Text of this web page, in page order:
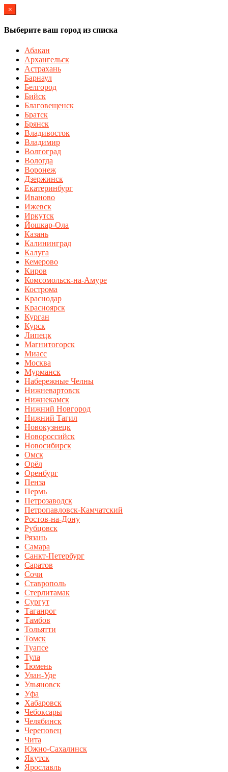
×
Выберите ваш город из списка
Абакан
Архангельск
Астрахань
Барнаул
Белгород
Бийск
Благовещенск
Братск
Брянск
Владивосток
Владимир
Волгоград
Вологда
Воронеж
Дзержинск
Екатеринбург
Иваново
Ижевск
Иркутск
Йошкар-Ола
Казань
Калининград
Калуга
Кемерово
Киров
Комсомольск-на-Амуре
Кострома
Краснодар
Красноярск
Курган
Курск
Липецк
Магнитогорск
Миасс
Москва
Мурманск
Набережные Челны
Нижневартовск
Нижнекамск
Нижний Новгород
Нижний Тагил
Новокузнецк
Новороссийск
Новосибирск
Омск
Орёл
Оренбург
Пенза
Пермь
Петрозаводск
Петропавловск-Камчатский
Ростов-на-Дону
Рубцовск
Рязань
Самара
Санкт-Петербург
Саратов
Сочи
Ставрополь
Стерлитамак
Сургут
Таганрог
Тамбов
Тольятти
Томск
Туапсе
Тула
Тюмень
Улан-Уде
Ульяновск
Уфа
Хабаровск
Чебоксары
Челябинск
Череповец
Чита
Южно-Сахалинск
Якутск
Ярославль